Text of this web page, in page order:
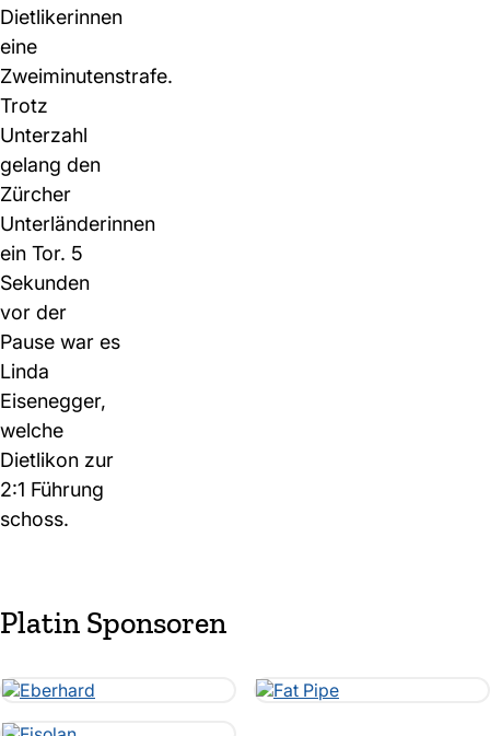
Dietlikerinnen
eine
Zweiminutenstrafe.
Trotz
Unterzahl
gelang den
Zürcher
Unterländerinnen
ein Tor. 5
Sekunden
vor der
Pause war es
Linda
Eisenegger,
welche
Dietlikon zur
2:1 Führung
schoss.
Platin Sponsoren